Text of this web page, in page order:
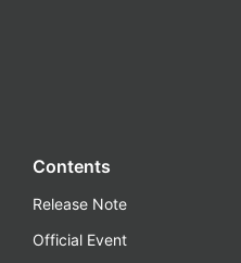
Contents
Release Note
Official Event